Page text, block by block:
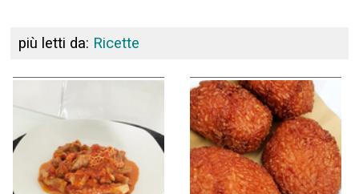
più letti da: Ricette